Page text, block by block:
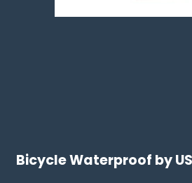
Bicycle Waterproof by